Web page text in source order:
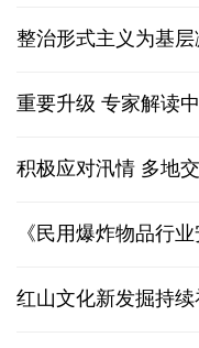
整治形式主义为基
重要升级 专家解读
积极应对汛情 多地
《民用爆炸物品行
红山文化新发掘持